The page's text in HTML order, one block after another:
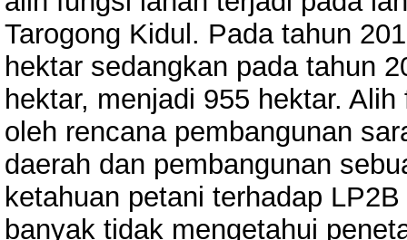
Tarogong Kidul. Pada tahun
hektar sedangkan pada tahun
hektar, menjadi 955 hektar.
oleh rencana pembangunan
daerah dan pembangunan
ketahuan petani terhadap
banyak tidak mengetahui